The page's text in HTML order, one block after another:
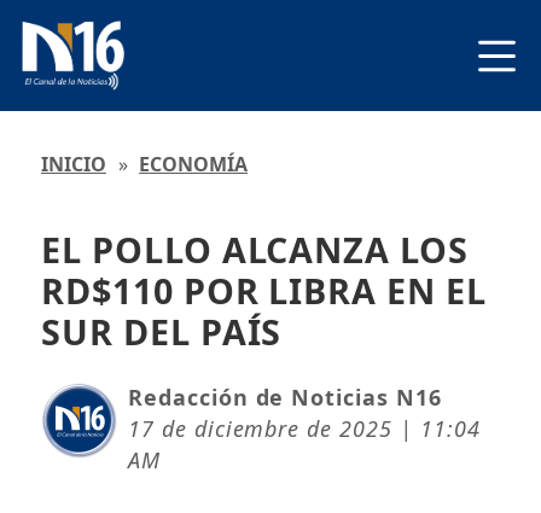
INICIO » ECONOMÍA
EL POLLO ALCANZA LOS
RD$110 POR LIBRA EN EL
SUR DEL PAÍS
Redacción de Noticias N16
17 de diciembre de 2025 | 11:04
AM